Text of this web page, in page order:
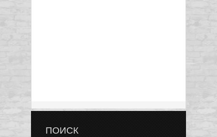
ПОИСК